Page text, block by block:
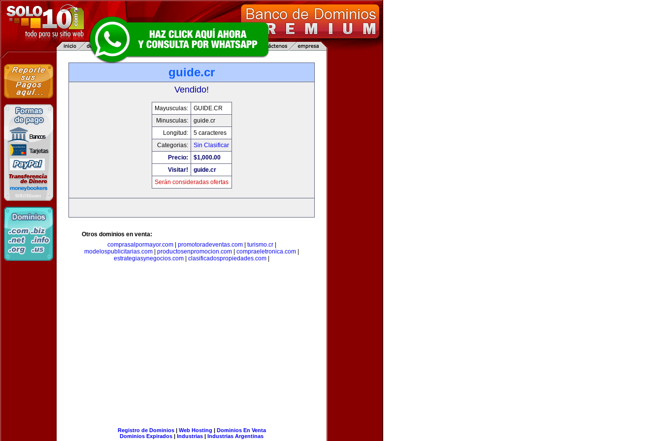
guide.cr
Vendido!
Mayusculas:
GUIDE.CR
Minusculas:
guide.cr
Longitud:
5 caracteres
Categorias:
Sin Clasificar
Precio:
$1,000.00
Visitar!
guide.cr
Serán consideradas ofertas
Otros dominios en venta:
comprasalpormayor.com| promotoradeventas.com| turismo.cr|
modelospublicitarias.com
productosenpromocion.com compraeletronica.com
estrategiasynegocios.com
clasificadospropiedades.com
Registro de Dominios| Web Hosting | Dominios En Venta
Dominios Expirados | Industrias | Industrias Argentinas